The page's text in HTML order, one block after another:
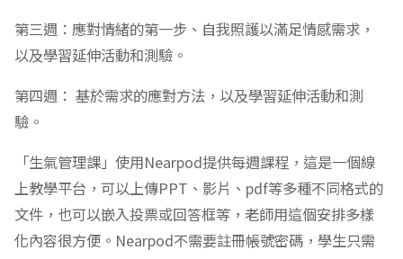
第三週：應對情緒的第一步、自我照護以滿足情感需求，
以及學習延伸活動和測驗。
第四週： 基於需求的應對方法，以及學習延伸活動和測
驗。
「生氣管理課」使用Nearpod提供每週課程，這是一個線
上教學平台，可以上傳PPT、影片、pdf等多種不同格式的
文件，也可以嵌入投票或回答框等，老師用這個安排多樣
化內容很方便。Nearpod不需要註冊帳號密碼，學生只需